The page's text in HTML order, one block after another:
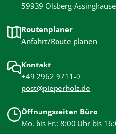
59939 Olsberg-
Routenplaner
Anfahrt/Route planen
Kontakt
+49 2962 9711-0
post@pieperholz.de
Öffnungszeiten Büro
Mo. bis Fr.: 8:00 Uhr bis